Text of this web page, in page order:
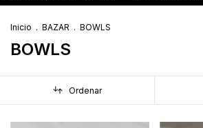
Inicio . BAZAR . BOWLS
BOWLS
Ordenar